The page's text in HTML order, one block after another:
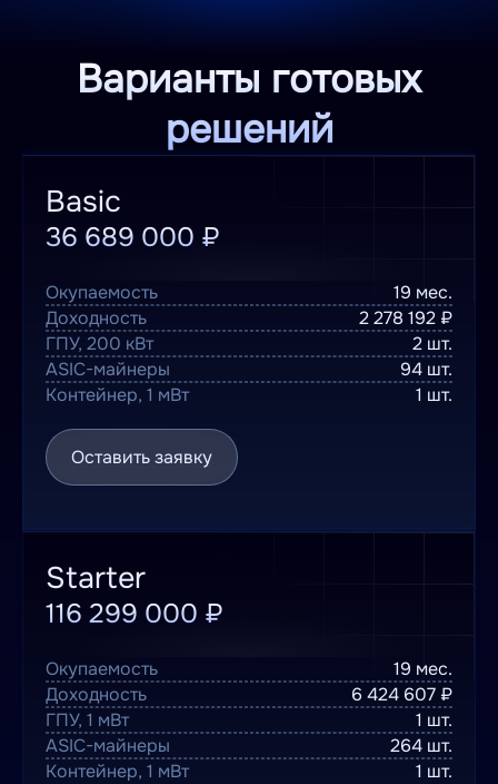
Варианты готовых
решений
Basic
36 689 000 ₽
Окупаемость
19 мес.
Доходность
2 278 192 ₽
ГПУ, 200 кВт
2 шт.
ASIC-майнеры
94 шт.
Контейнер, 1 мВт
1 шт.
Оставить заявку
Starter
116 299 000 ₽
Окупаемость
19 мес.
Доходность
6 424 607 ₽
ГПУ, 1 мВт
1 шт.
ASIC-майнеры
264 шт.
Контейнер, 1 мВт
1 шт.